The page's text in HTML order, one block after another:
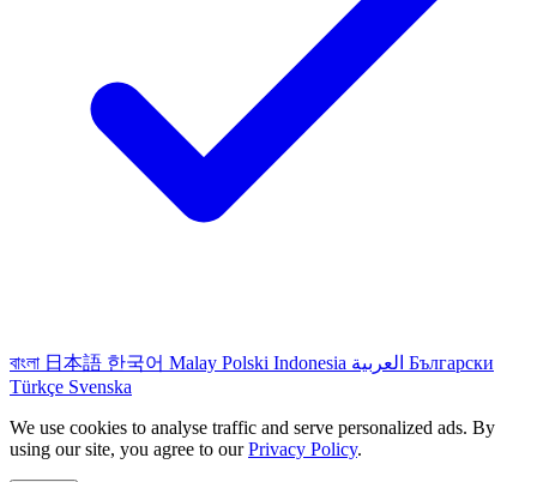
বাংলা 日本語 한국어 Malay Polski Indonesia العربية Български
Türkçe Svenska
We use cookies to analyse traffic and serve personalized ads. By
using our site, you agree to ourPrivacy Policy.